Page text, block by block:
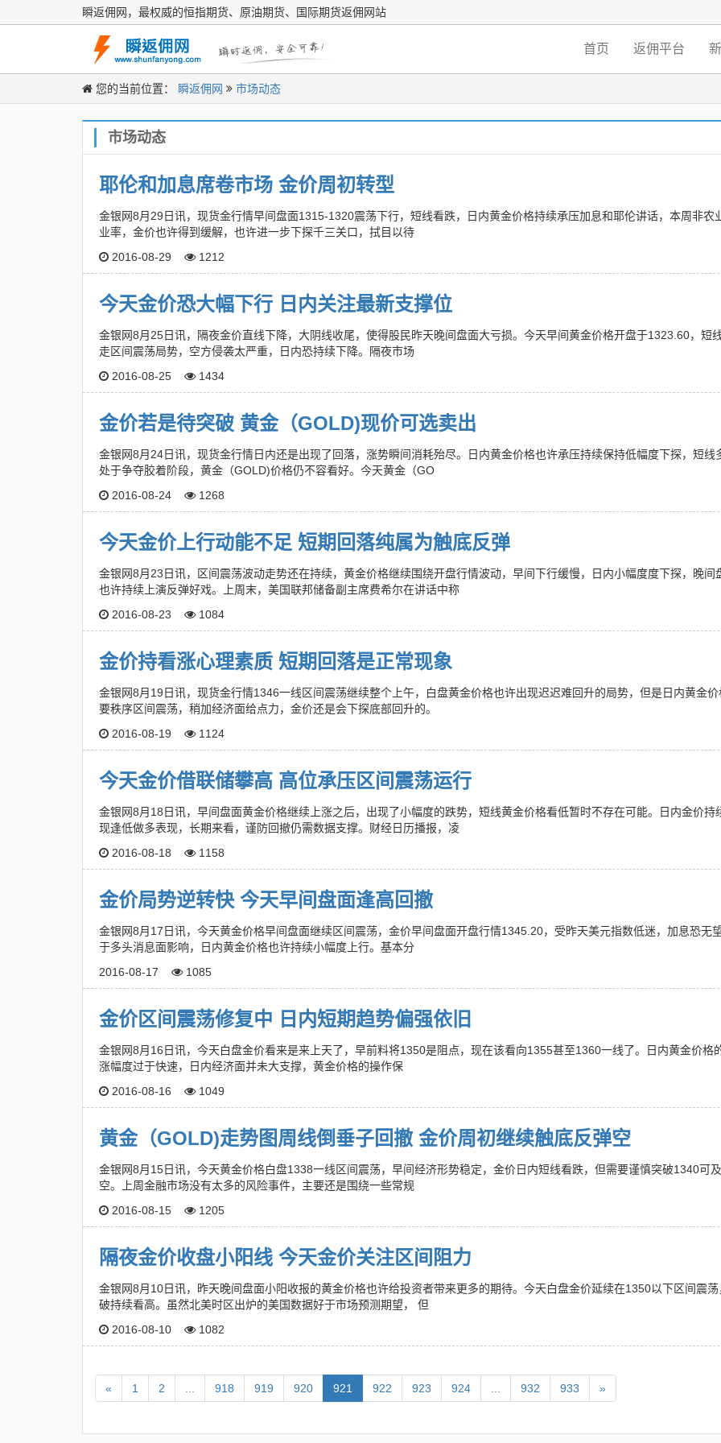
瞬返佣网，最权威的恒指期货、原油期货、国际期货返佣网站
首页 返佣平台
您的当前位置： 瞬返佣网 市场动态
市场动态
耶伦和加息席卷市场 金价周初转型
金银网8月29日讯，现货金行情早间盘面1315-1320震荡下行，短线看跌，日内黄金价格持续承压加息和耶伦讲话，本周非农
业率，金价也许得到缓解，也许进一步下探千三关口，拭目以待
2016-08-29
1212
今天金价恐大幅下行 日内关注最新支撑位
金银网8月25日讯，隔夜金价直线下降，大阴线收尾，使得股民昨天晚间盘面大亏损。今天早间黄金价格开盘于1323.60，短
走区间震荡局势，空方侵袭太严重，日内恐持续下降。隔夜市场
2016-08-25
1434
金价若是待突破 黄金（GOLD)现价可选卖出
金银网8月24日讯，现货金行情日内还是出现了回落，涨势瞬间消耗殆尽。日内黄金价格也许承压持续保持低幅度下探，短线
处于争夺胶着阶段，黄金（GOLD)价格仍不容看好。今天黄金（GO
2016-08-24
1268
今天金价上行动能不足 短期回落纯属为触底反弹
金银网8月23日讯，区间震荡波动走势还在持续，黄金价格继续围绕开盘行情波动，早间下行缓慢，日内小幅度度下探，晚间
也许持续上演反弹好戏。上周末，美国联邦储备副主席费希尔在讲话中称
2016-08-23
1084
金价持看涨心理素质 短期回落是正常现象
金银网8月19日讯，现货金行情1346一线区间震荡继续整个上午，白盘黄金价格也许出现迟迟难回升的局势，但是日内黄金价
要秩序区间震荡，稍加经济面给点力，金价还是会下探底部回升的。
2016-08-19
1124
今天金价借联储攀高 高位承压区间震荡运行
金银网8月18日讯，早间盘面黄金价格继续上涨之后，出现了小幅度的跌势，短线黄金价格看低暂时不存在可能。日内金价持
现逢低做多表现，长期来看，谨防回撤仍需数据支撑。财经日历播报，凌
2016-08-18
1158
金价局势逆转快 今天早间盘面逢高回撤
金银网8月17日讯，今天黄金价格早间盘面继续区间震荡，金价早间盘面开盘行情1345.20，受昨天美元指数低迷，加息恐无
于多头消息面影响，日内黄金价格也许持续小幅度上行。基本分
2016-08-17
1085
金价区间震荡修复中 日内短期趋势偏强依旧
金银网8月16日讯，今天白盘金价看来是来上天了，早前料将1350是阻点，现在该看向1355甚至1360一线了。日内黄金价格
涨幅度过于快速，日内经济面并未大支撑，黄金价格的操作保
2016-08-16
1049
黄金（GOLD)走势图周线倒垂子回撤 金价周初继续触底反弹空
金银网8月15日讯，今天黄金价格白盘1338一线区间震荡，早间经济形势稳定，金价日内短线看跌，但需要谨慎突破1340可
空。上周金融市场没有太多的风险事件，主要还是围绕一些常规
2016-08-15
1205
隔夜金价收盘小阳线 今天金价关注区间阻力
金银网8月10日讯，昨天晚间盘面小阳收报的黄金价格也许给投资者带来更多的期待。今天白盘金价延续在1350以下区间震荡
破持续看高。虽然北美时区出炉的美国数据好于市场预测期望， 但
2016-08-10
1082
« 1 2 918 919 920 921 922 923 924 932 933 »